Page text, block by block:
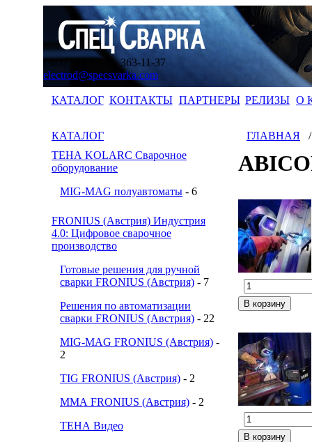
(383) 363-11-35, 363-11-37
electrod@specsvarka.com
КАТАЛОГ КОНТАКТЫ ПАРТНЕРЫ РЕЛИЗЫ О
КАТАЛОГ
ТЕНА KOLARC Сварочное
оборудование
MIG-MAG полуавтоматы - 6
FRONIUS (Австрия) Индустрия
4.0: Цифровое сварочное
производство
Готовые решения для ручной
сварки FRONIUS (Австрия) - 7
Решения по автоматизации
сварки FRONIUS (Австрия) - 22
MIG-MAG FRONIUS (Австрия) -
2
TIG FRONIUS (Австрия) - 2
ММА FRONIUS (Австрия) - 2
ТЕНА Видео
ГЛАВНАЯ